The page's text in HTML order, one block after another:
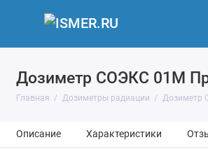
Дозиметр СОЭКС 01М
Главная Дозиметры радиации Дозиметр
Описание Характеристики